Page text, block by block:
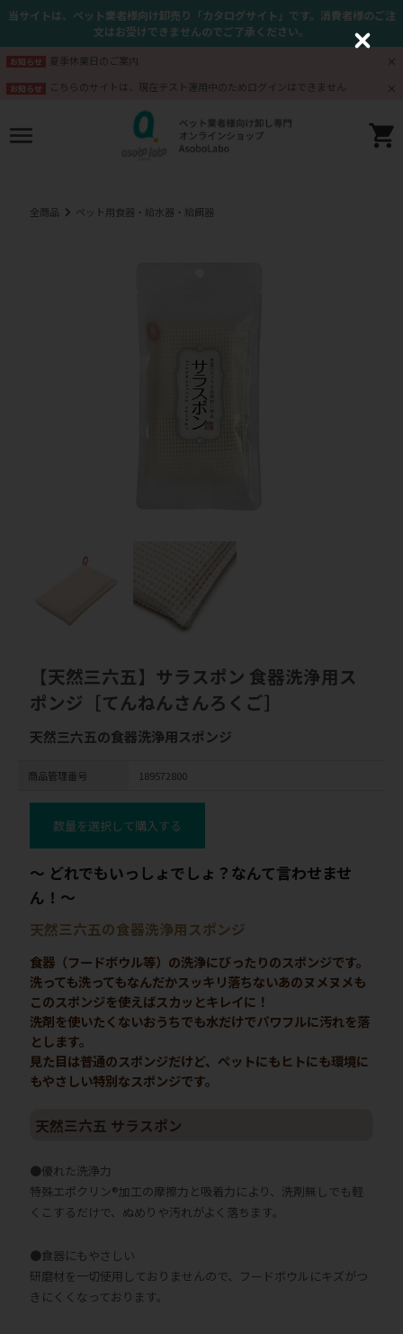
当サイトは、ペット業者様向け卸売り「カタログサイト」です。消費者様のご注
文はお受けできませんのでご了承ください。
お知らせ 夏季休業日のご案内
お知らせ こちらのサイトは、現在テスト運用中のためログインはできません
全商品 ペット用食器・給水器・給餌器
【天然三六五】サラスポン 食器洗浄用ス
ポンジ［てんねんさんろくご］
天然三六五の食器洗浄用スポンジ
商品管理番号 189572800
数量を選択して購入する
～ どれでもいっしょでしょ？なんて言わせませ
ん！～
天然三六五の食器洗浄用スポンジ
食器（フードボウル等）の洗浄にびったりのスポンジです。
洗っても洗ってもなんだかスッキリ落ちないあのヌメヌメも
このスポンジを使えばスカッとキレイに！
洗剤を使いたくないおうちでも水だけでパワフルに汚れを落
とします。
見た目は普通のスポンジだけど、ペットにもヒトにも環境に
もやさしい特別なスポンジです。
天然三六五 サラスポン
●優れた洗浄力
特殊エポクリン®加工の摩擦力と吸着力により、洗剤無しでも軽
くこするだけで、ぬめりや汚れがよく落ちます。
●食器にもやさしい
研磨材を一切使用しておりませんので、フードボウルにキズがつ
きにくくなっております。
C